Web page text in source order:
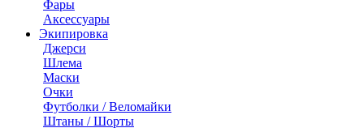
Фары
Аксессуары
Экипировка
Джерси
Шлема
Маски
Очки
Футболки / Веломайки
Штаны / Шорты